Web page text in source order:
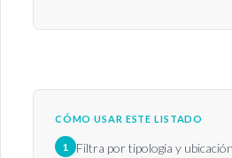
CÓMO USAR ESTE LISTADO
1 Filtra por tipología y ubicación